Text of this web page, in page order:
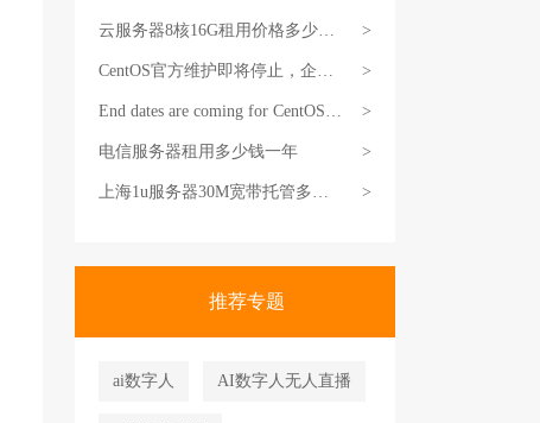
个好
云服务器8核16G租用价格多少钱
>
CentOS官方维护即将停止，企业
>
End dates are coming for CentOS
Stream 8 and CentOS Linux 7
>
电信服务器租用多少钱一年 >
上海1u服务器30M宽带托管多少
>
推荐专题
ai数字人 AI数字人无人直播